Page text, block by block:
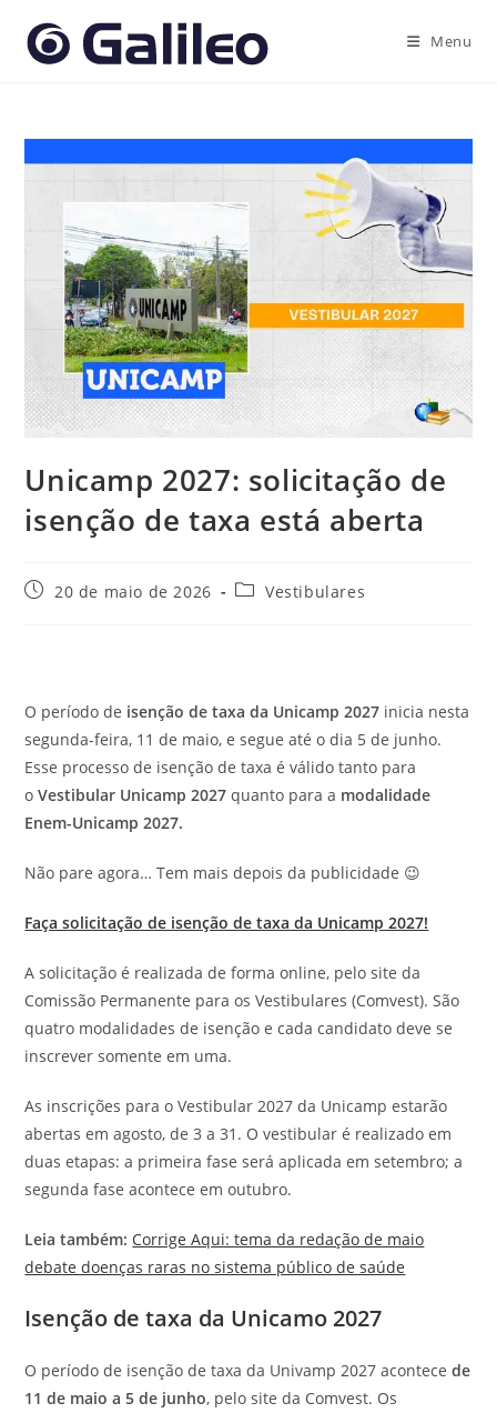
para
Menu
Unicamp 2027: solicitação de
isenção de taxa está aberta
Post20 de maio de 2026
Categoria
Vestibulares
O período de isenção de taxa da Unicamp 2027 inicia nesta
segunda-feira, 11 de maio, e segue até o dia 5 de junho.
Esse processo de isenção de taxa é válido tanto para
oVestibular Unicamp 2027 quanto para a modalidade
Enem-Unicamp 2027.
Não pare agora… Tem mais depois da publicidade 😉
Faça solicitação de isenção de taxa da Unicamp 2027!
A solicitação é realizada de forma online, pelo site da
Comissão Permanente para os Vestibulares (Comvest). São
quatro modalidades de isenção e cada candidato deve se
inscrever somente em uma.
As inscrições para o Vestibular 2027 da Unicamp estarão
abertas em agosto, de 3 a 31. O vestibular é realizado em
duas etapas: a primeira fase será aplicada em setembro; a
segunda fase acontece em outubro.
Leia também: Corrige Aqui: tema da redação de maio
debate doenças raras no sistema público de saúde
Isenção de taxa da Unicamo 2027
O período de isenção de taxa da Univamp 2027 acontecede
11 de maio a 5 de junho, pelo site da Comvest. Os